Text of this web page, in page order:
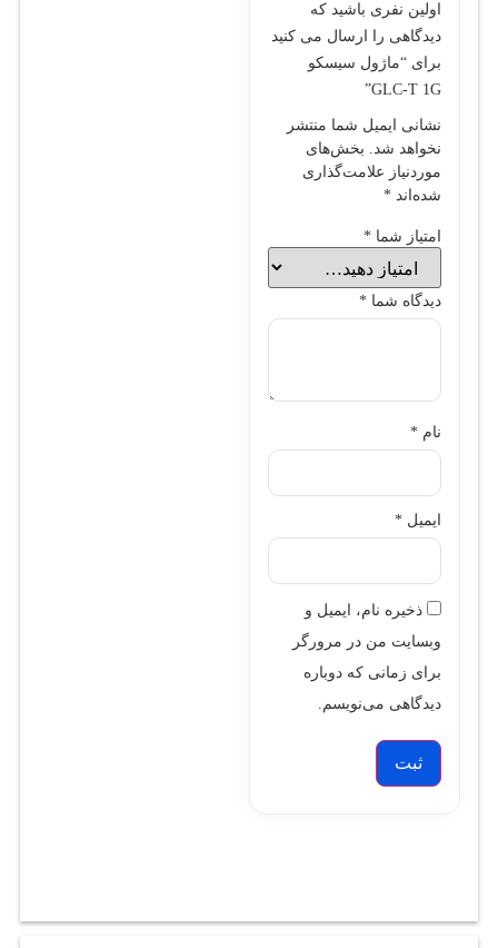
اولین نفری باشید که
دیدگاهی را ارسال می کنید
برای “ماژول سيسکو
GLC-T 1G”
نشانی ایمیل شما منتشر
نخواهد شد. بخش‌های
موردنیاز علامت‌گذاری
شده‌اند *
امتیاز شما *
دیدگاه شما *
نام *
ایمیل *
ذخیره نام، ایمیل و
وبسایت من در مرورگر
برای زمانی که دوباره
دیدگاهی می‌نویسم.